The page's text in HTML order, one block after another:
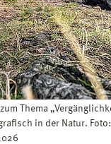
Thema
in der Natur.